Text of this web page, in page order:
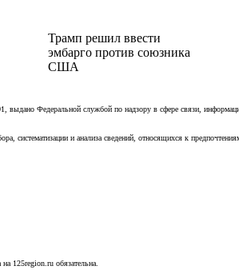
Трамп решил ввести
эмбарго против союзника
США
Федеральной службой по надзору в сфере связи,
систематизации и анализа сведений, относящихся к
125region.ru обязательна.